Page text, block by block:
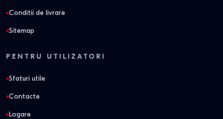
Conditii de livrare
Sitemap
PENTRU UTILIZATORI
Sfaturi utile
Contacte
Logare